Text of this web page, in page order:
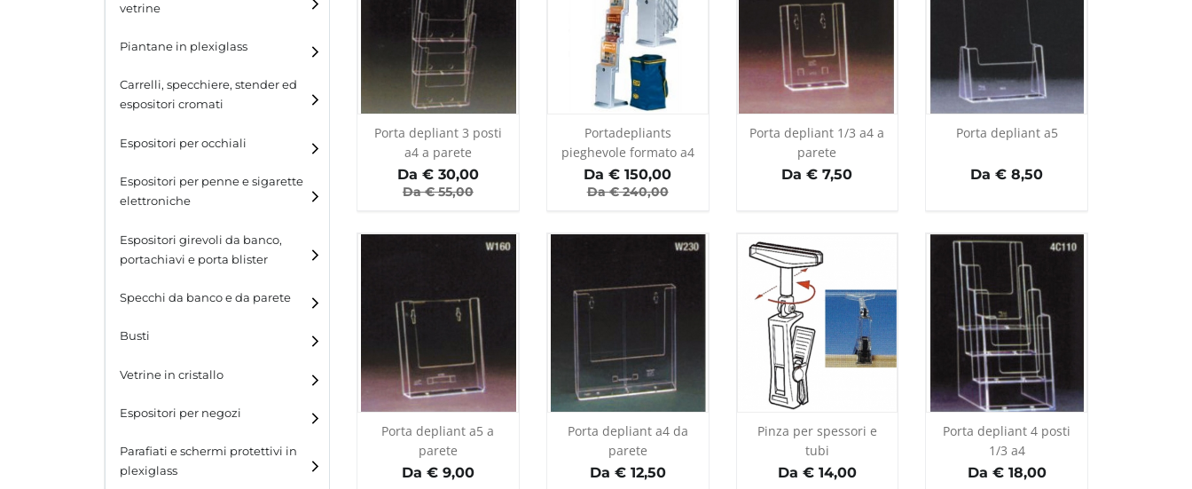
Espositori per portafogli
Espositori per calzature
vetrine
Piantane in plexiglass
Carrelli, specchiere, stender ed
espositori cromati
Espositori per occhiali
Espositori per penne e sigarette
elettroniche
Espositori girevoli da banco,
portachiavi e porta blister
Espositori girevoli da
ganci
Specchi da banco e da parete
Busti
Vetrine in cristallo
Laminato
Laminato light
All design
Espositori per negozi
Parafiati e schermi protettivi in
plexiglass
Porta depliant 3 posti
a4 a parete
Da €30,00
Da €55,00
Portadepliants
pieghevole formato a4
Da € 150,00
Da €240,00
Porta depliant 1/3 a4 a
parete
Da € 7,50
Porta depliant a5
Da € 8,50
Porta depliant a5 a
parete
Da € 9,00
Porta depliant a4 da
parete
Da € 12,50
Pinza per spessori e
tubi
Da € 14,00
Porta depliant 4 posti
1/3 a4
Da € 18,00